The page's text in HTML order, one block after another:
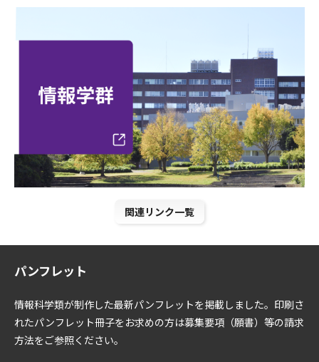
関連リンク一覧
パンフレット
情報科学類が制作した最新パンフレットを掲載しました。印刷さ
れたパンフレット冊子をお求めの方は募集要項（願書）等の請求
方法をご参照ください。